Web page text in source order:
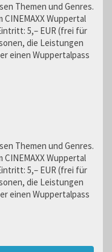
Themen und Genres.
CINEMAXX Wuppertal
5,– EUR (frei für
die Leistungen
einen Wuppertalpass
Themen und Genres.
CINEMAXX Wuppertal
5,– EUR (frei für
die Leistungen
einen Wuppertalpass